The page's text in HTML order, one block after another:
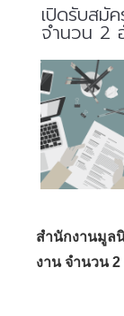
เปิดรับสมั
จำนวน 2
สำนักงานมูล
งาน จำนวน 2